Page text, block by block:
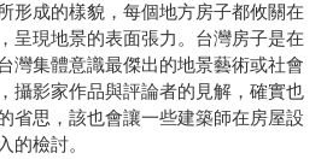
形成的樣貌，每個地方房子都攸關在
呈現地景的表面張力。台灣房子是在
灣集體意識最傑出的地景藝術或社會
攝影家作品與評論者的見解，確實也
省思，該也會讓一些建築師在房屋設
的檢討。